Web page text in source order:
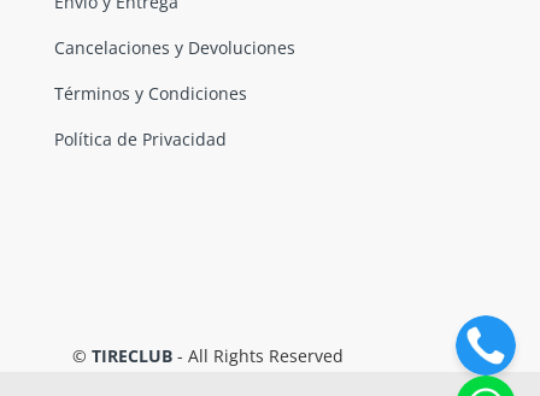
Cancelaciones y Devoluciones
Términos y Condiciones
Política de Privacidad
© TIRECLUB - All Rights Reserved